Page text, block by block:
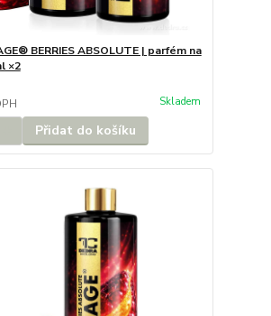
BERRIES ABSOLUTE | parfém na
×2
Skladem
Přidat do košíku